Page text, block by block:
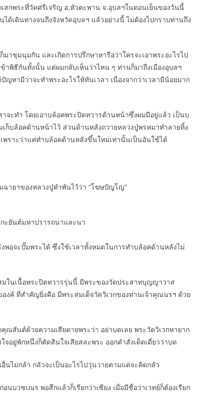
กพระที่วัดศรีเจริญ อ.หัวตะพาน จ.อุบลฯในตอนเย็นของวันนี้
ด้เดินทางจนถึงจังหวัดอุบลฯ แล้วอย่างนี้ ไม่ต้องไปกราบท่านถึง
ชุมนุมกัน และเกิดการปรึกษาหารือว่าใครจะเอาพระอะไรไป
าพิธีกันทั้งนั้น แต่ผมกลับเห็นว่าไหน ๆ ท่านก็มาถึงเมืองอุบลฯ
หามีว่าจะทำพระอะไรให้ทันเวลา เนื่องจากว่าเวลามีน้อยมาก
จะทำ โดยเอาบล้อคพระปิดทวารด้านหน้าซึ่งผมมีอยู่แล้ว เป็นบ
ก็บล้อคด้านหน้าไว้ ส่วนด้านหลังถวายหลวงปู่พรหมาทำลายทิ้ง
พราะว่าแค่ทำบล้อคด้านหลังขึ้นใหม่เท่านั้นเป็นอันใช้ได้
ายาของหลวงปู่คำพันไว้ว่า “โฆษปัญโญ”
ะยันต์มหาปรารถนาและนา
อจะปั๊มพระได้ ซึ่งใช้เวลาทั้งหมดในการทำบล้อคด้านหลังไม่
ในเนื้อพระปิดทวารรุ่นนี้ มีพระของวัดประสาทบุญญาวาส
งค์ ที่สำคัญยิ่งคือ มีพระสมเด็จวัดวิเวกของท่านเจ้าคุณนรฯ ด้วย
สันต์ด้วยความเสียดายพระว่า อย่าบดเลย พระวัดวิเวกหายาก
ยู่พักหนึ่งก็ตัดสินใจเสียสละพระ ออกคำสั่งเด็ดเดี่ยวว่าบด
นไม่กล้า กลัวจะเป็นอะไรไปวุ่นวายตามแต่จะคิดกลัว
นบวชเณร พอสึกแล้วก็เรียกว่าเซียง เมื่อมีชื่อว่าเวทย์ก็ต้องเรียก